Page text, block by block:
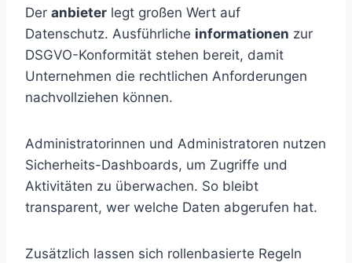
Der anbieter legt großen Wert auf
Datenschutz. Ausführliche informationen zur
DSGVO-Konformität stehen bereit, damit
Unternehmen die rechtlichen Anforderungen
nachvollziehen können.
Administratorinnen und Administratoren nutzen
Sicherheits-Dashboards, um Zugriffe und
Aktivitäten zu überwachen. So bleibt
transparent, wer welche Daten abgerufen hat.
Zusätzlich lassen sich rollenbasierte Regeln